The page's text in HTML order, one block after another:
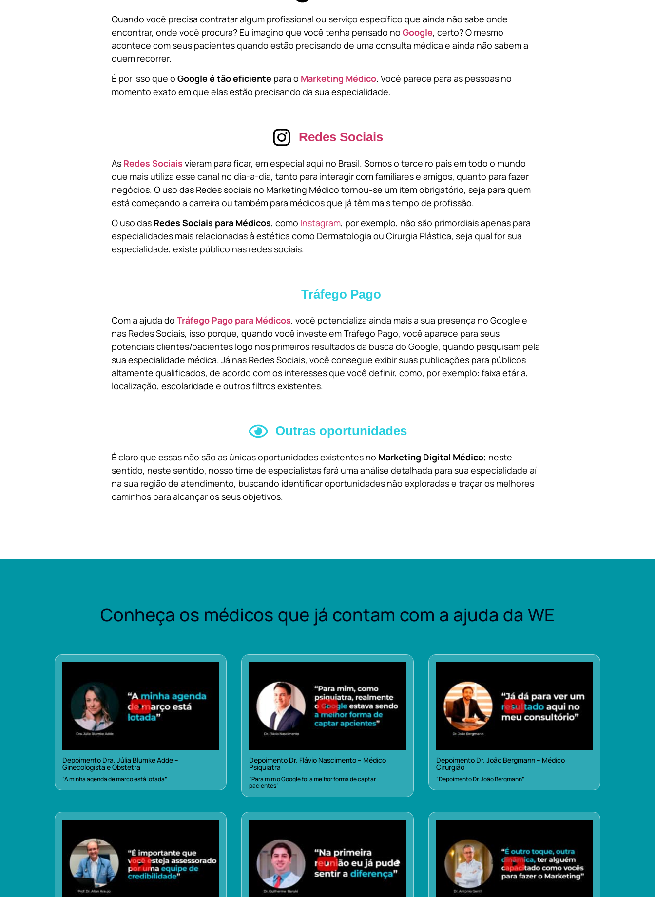
Quando você precisa contratar algum profissional ou serviço específico que ainda não sabe onde
encontrar, onde você procura? Eu imagino que você tenha pensado no Google, certo? O mesmo
acontece com seus pacientes quando estão precisando de uma consulta médica e ainda não sabem a
quem recorrer.
É por isso que o Google é tão eficiente para o Marketing Médico. Você parece para as pessoas no
momento exato em que elas estão precisando da sua especialidade.
Redes Sociais
As Redes Sociais vieram para ficar, em especial aqui no Brasil. Somos o terceiro país em todo o mundo
que mais utiliza esse canal no dia-a-dia, tanto para interagir com familiares e amigos, quanto para fazer
negócios. O uso das Redes sociais no Marketing Médico tornou-se um item obrigatório, seja para quem
está começando a carreira ou também para médicos que já têm mais tempo de profissão.
O uso das Redes Sociais para Médicos, como Instagram, por exemplo, não são primordiais apenas para
especialidades mais relacionadas à estética como Dermatologia ou Cirurgia Plástica, seja qual for sua
especialidade, existe público nas redes sociais.
Tráfego Pago
Com a ajuda do Tráfego Pago para Médicos, você potencializa ainda mais a sua presença no Google e
nas Redes Sociais, isso porque, quando você investe em Tráfego Pago, você aparece para seus
potenciais clientes/pacientes logo nos primeiros resultados da busca do Google, quando pesquisam pela
sua especialidade médica. Já nas Redes Sociais, você consegue exibir suas publicações para públicos
altamente qualificados, de acordo com os interesses que você definir, como, por exemplo: faixa etária,
localização, escolaridade e outros filtros existentes.
Outras oportunidades
É claro que essas não são as únicas oportunidades existentes no Marketing Digital Médico; neste
sentido, neste sentido, nosso time de especialistas fará uma análise detalhada para sua especialidade aí
na sua região de atendimento, buscando identificar oportunidades não exploradas e traçar os melhores
caminhos para alcançar os seus objetivos.
Conheça os médicos que já contam com a ajuda da WE
Depoimento Dra. Júlia Blumke Adde –
Ginecologista e Obstetra
“A minha agenda de março está lotada”
Depoimento Dr. Flávio Nascimento – Médico
Psiquiatra
“Para mim o Google foi a melhor forma de captar
pacientes”
Depoimento Dr. João Bergmann – Médico
Cirurgião
“Depoimento Dr. João Bergmann”